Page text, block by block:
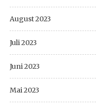
August 2023
Juli 2023
Juni 2023
Mai 2023